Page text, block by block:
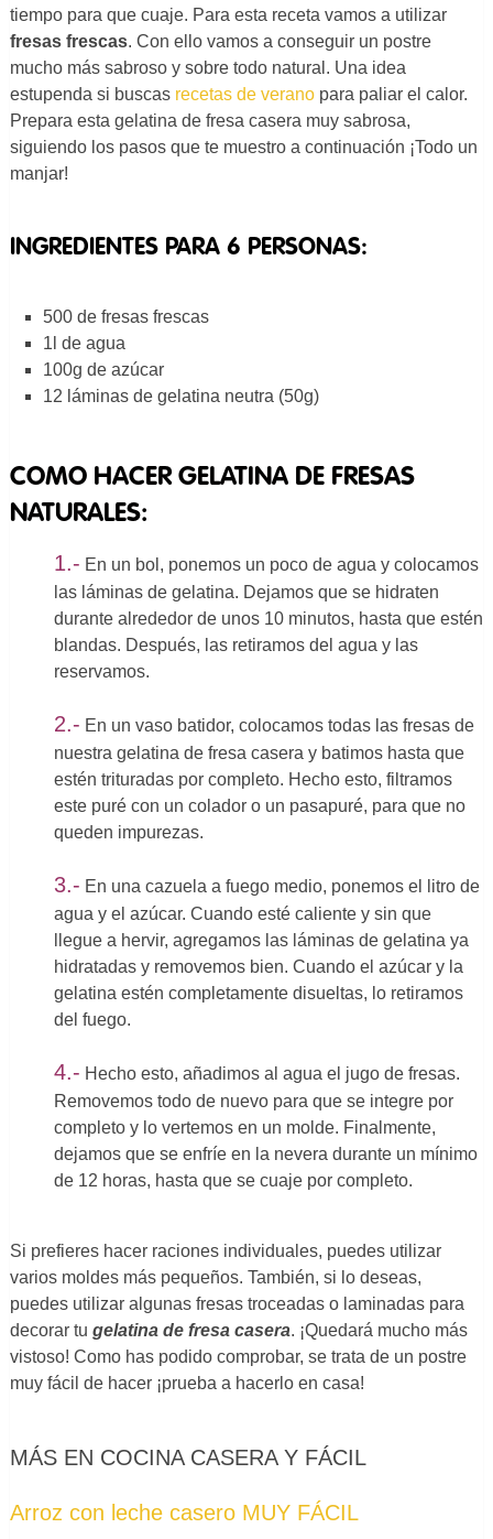
tiempo para que cuaje. Para esta receta vamos a utilizar
fresas frescas. Con ello vamos a conseguir un postre
mucho más sabroso y sobre todo natural. Una idea
estupenda si buscas recetas de veranopara paliar el calor.
Prepara esta gelatina de fresa casera muy sabrosa,
siguiendo los pasos que te muestro a continuación ¡Todo un
manjar!
INGREDIENTES PARA 6 PERSONAS:
500 de fresas frescas
1l de agua
100g de azúcar
12 láminas de gelatina neutra (50g)
COMO HACER GELATINA DE FRESAS
NATURALES:
1.- En un bol, ponemos un poco de agua y colocamos
las láminas de gelatina. Dejamos que se hidraten
durante alrededor de unos 10 minutos, hasta que estén
blandas. Después, las retiramos del agua y las
reservamos.
2.- En un vaso batidor, colocamos todas las fresas de
nuestra gelatina de fresa casera y batimos hasta que
estén trituradas por completo. Hecho esto, filtramos
este puré con un colador o un pasapuré, para que no
queden impurezas.
3.- En una cazuela a fuego medio, ponemos el litro de
agua y el azúcar. Cuando esté caliente y sin que
llegue a hervir, agregamos las láminas de gelatina ya
hidratadas y removemos bien. Cuando el azúcar y la
gelatina estén completamente disueltas, lo retiramos
del fuego.
4.- Hecho esto, añadimos al agua el jugo de fresas.
Removemos todo de nuevo para que se integre por
completo y lo vertemos en un molde. Finalmente,
dejamos que se enfríe en la nevera durante un mínimo
de 12 horas, hasta que se cuaje por completo.
Si prefieres hacer raciones individuales, puedes utilizar
varios moldes más pequeños. También, si lo deseas,
puedes utilizar algunas fresas troceadas o laminadas para
decorar tu gelatina de fresa casera. ¡Quedará mucho más
vistoso! Como has podido comprobar, se trata de un postre
muy fácil de hacer ¡prueba a hacerlo en casa!
MÁS EN COCINA CASERA Y FÁCIL
Arroz con leche casero MUY FÁCIL